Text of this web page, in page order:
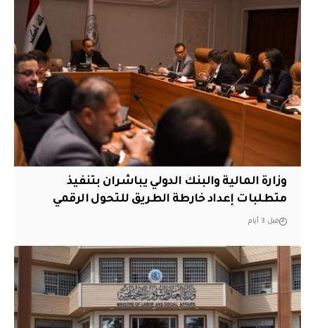
وزارة المالية والبنك الدولي يباشران بتنفيذ
متطلبات إعداد خارطة الطريق للتحول الرقمي
قبل 3 أيام